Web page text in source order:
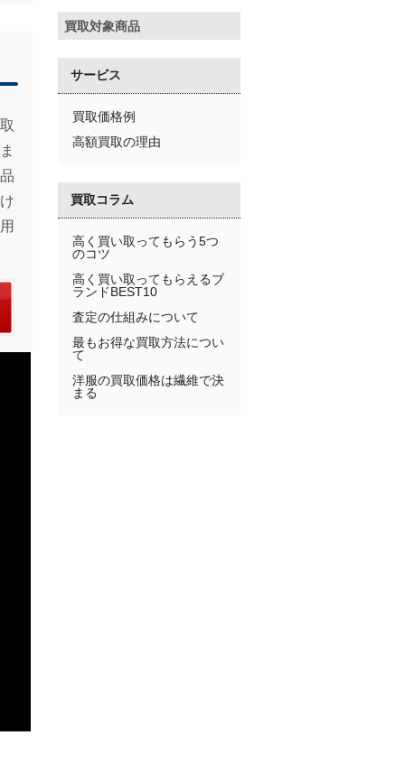
買取対象商品
サービス
買取価格例
高額買取の理由
買取コラム
高く買い取ってもらう5つ
のコツ
高く買い取ってもらえるブ
ランドBEST10
査定の仕組みについて
最もお得な買取方法につい
て
洋服の買取価格は繊維で決
まる